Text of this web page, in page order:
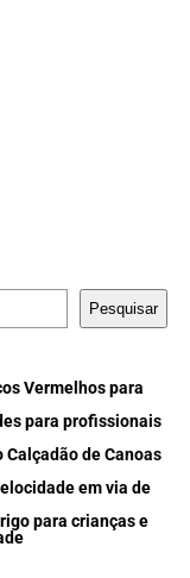
Pesquisar
Vermelhos para
para profissionais
de Canoas
em via de
para crianças e